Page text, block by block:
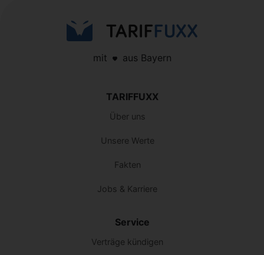
mit aus Bayern
TARIFFUXX
Über uns
Unsere Werte
Fakten
Jobs & Karriere
Service
Verträge kündigen